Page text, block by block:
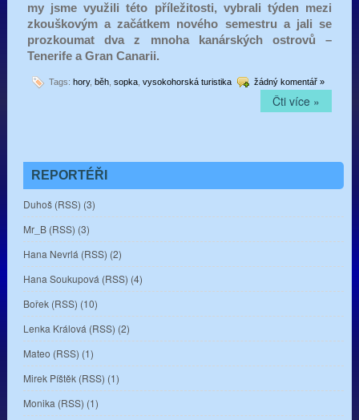
my jsme využili této příležitosti, vybrali týden mezi
zkouškovým a začátkem nového semestru a jali se
prozkoumat dva z mnoha kanárských ostrovů –
Tenerife a Gran Canarii.
Tags: hory, běh, sopka, vysokohorská turistika žádný komentář »
Čti více »
REPORTÉŘI
Duhoš(RSS) (3)
Mr_B(RSS) (3)
Hana Nevrlá (RSS) (2)
Hana Soukupová (RSS) (4)
Bořek(RSS) (10)
Lenka Králová (RSS) (2)
Mateo (RSS) (1)
Mirek Píštěk(RSS) (1)
Monika (RSS) (1)